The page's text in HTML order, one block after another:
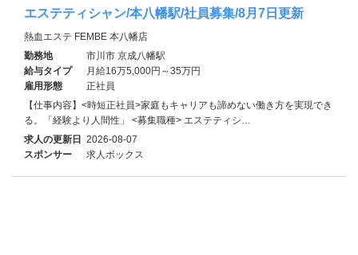
エステティシャン/本八幡駅/社員募集/8月7日更新
熱血エステ FEMBE 本八幡店
勤務地
市川市 京成八幡駅
給与タイプ
月給16万5,000円～35万円
雇用形態
正社員
【仕事内容】<時短正社員>家庭もキャリアも諦めない働き方を実現でき
る。「経験より人間性」 <募集職種> エステティシ…
求人の更新日 2026-08-07
スポンサー
求人ボックス